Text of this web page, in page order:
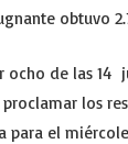
obtuvo
de las 14
los
para el